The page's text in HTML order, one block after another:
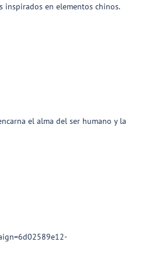
inspirados en elementos chinos.
el alma del ser humano y la